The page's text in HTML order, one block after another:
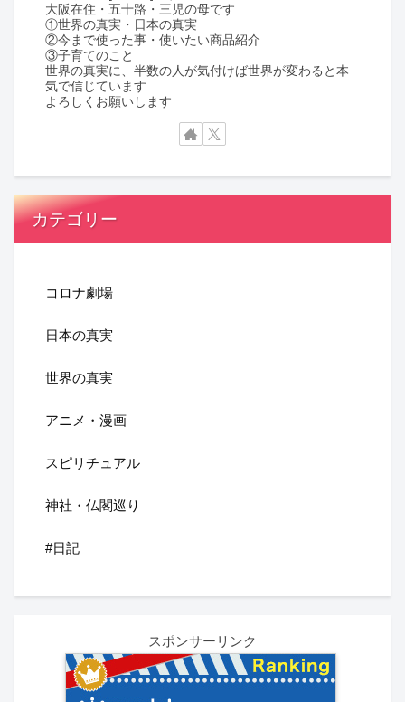
大阪在住・五十路・三児の母です
①世界の真実・日本の真実
②今まで使った事・使いたい商品紹介
③子育てのこと
世界の真実に、半数の人が気付けば世界が変わると本
気で信じています
よろしくお願いします
カテゴリー
コロナ劇場
日本の真実
世界の真実
アニメ・漫画
スピリチュアル
神社・仏閣巡り
#日記
スポンサーリンク